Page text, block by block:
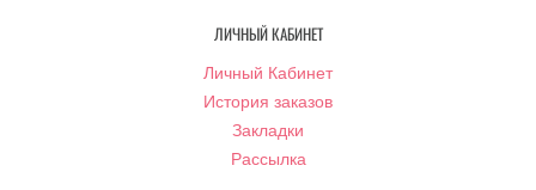
ЛИЧНЫЙ КАБИНЕТ
Личный Кабинет
История заказов
Закладки
Рассылка